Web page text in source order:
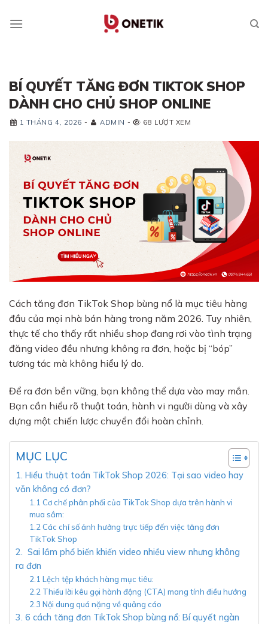
BÍ QUYẾT TĂNG ĐƠN TIKTOK SHOP
DÀNH CHO CHỦ SHOP ONLINE
1 THÁNG 4, 2026 - ADMIN - 68 LƯỢT XEM
Cách tăng đơn TikTok Shop bùng nổ là mục tiêu hàng
đầu của mọi nhà bán hàng trong năm 2026. Tuy nhiên,
thực tế cho thấy rất nhiều shop đang rơi vào tình trạng
đăng video đều nhưng không ra đơn, hoặc bị “bóp”
tương tác mà không hiểu lý do.
Để ra đơn bền vững, bạn không thể dựa vào may mắn.
Bạn cần hiểu rõ thuật toán, hành vi người dùng và xây
dựng một chiến lược chuyển đổi hoàn chỉnh.
MỤC LỤC
1. Hiểu thuật toán TikTok Shop 2026: Tại sao video hay
vẫn không có đơn?
1.1 Cơ chế phân phối của TikTok Shop dựa trên hành vi
mua sắm:
1.2 Các chỉ số ảnh hưởng trực tiếp đến việc tăng đơn
TikTok Shop
2. Sai lầm phổ biến khiến video nhiều view nhưng không
ra đơn
2.1 Lệch tệp khách hàng mục tiêu:
2.2 Thiếu lời kêu gọi hành động (CTA) mang tính điều hướng
2.3 Nội dung quá nặng về quảng cáo
3. 6 cách tăng đơn TikTok Shop bùng nổ: Bí quyết ngàn